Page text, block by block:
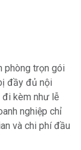
phòng trọn gói
đầy đủ nội
đi kèm như lễ
nghiệp chỉ
và chi phí đầu